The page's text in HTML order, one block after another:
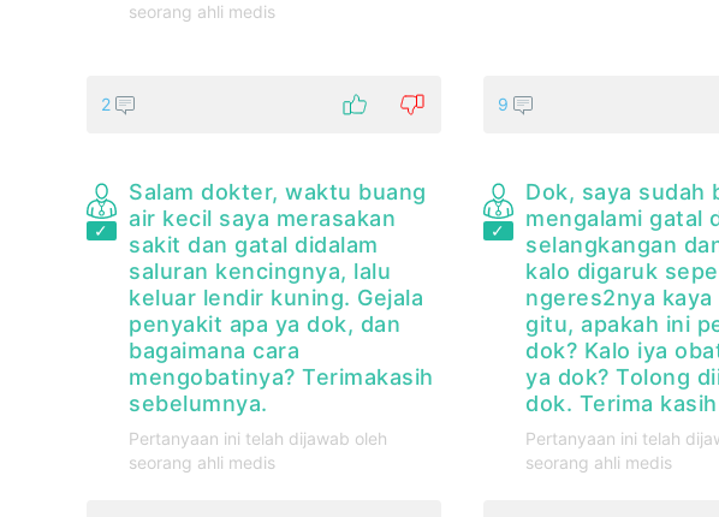
seorang ahli medis
2 9
Salam dokter, waktu buang
air kecil saya merasakan
sakit dan gatal didalam
saluran kencingnya, lalu
keluar lendir kuning. Gejala
penyakit apa ya dok, dan
bagaimana cara
mengobatinya? Terimakasih
sebelumnya.
Pertanyaan ini telah dijawab oleh
seorang ahli medis
Dok, saya sudah
mengalami gatal
selangkangan
kalo digaruk
ngeres2nya
gitu, apakah ini
dok? Kalo iya
ya dok? Tolong
dok. Terima kasih
Pertanyaan ini telah
seorang ahli medis